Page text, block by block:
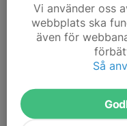
10:15
10:30
Tidtagning:
För att utse
Vi använder oss
webbplats ska
även för
Så